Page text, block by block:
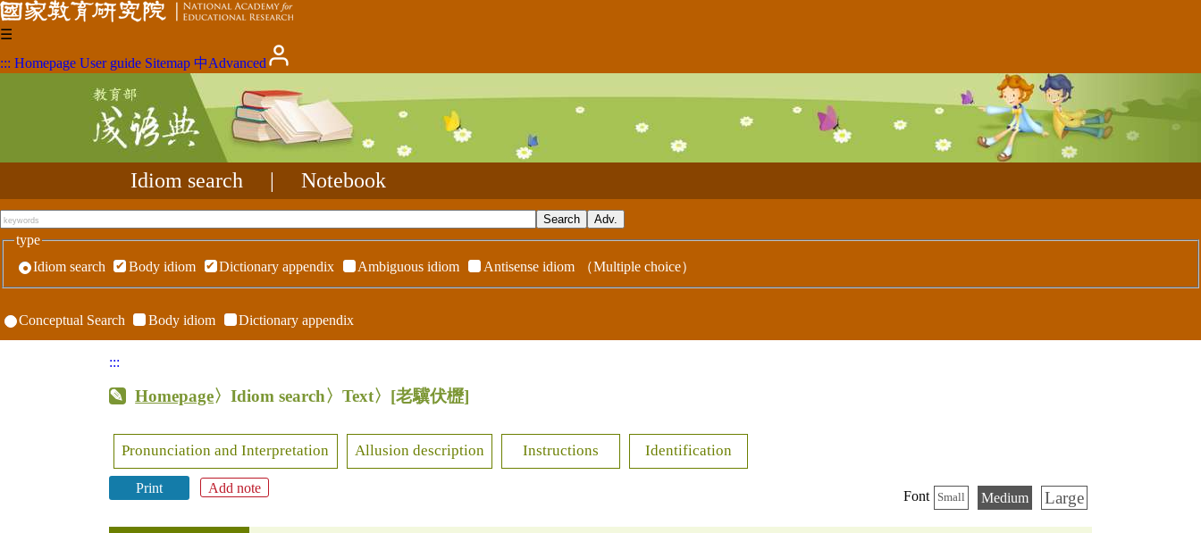
☰
::: Homepage User guide Sitemap 中Advanced
Idiom search Notebook
type
Idiom search
Body idiom Dictionary appendix Ambiguous idiom Antisense idiom （Multiple choice）
Conceptual Search Body idiom Dictionary appendix
:::
Homepage〉Idiom search〉Text〉 [老驥伏櫪]
Pronunciation and Interpretation Allusion description Instructions Identification
Print Add note
Font Small Medium Large